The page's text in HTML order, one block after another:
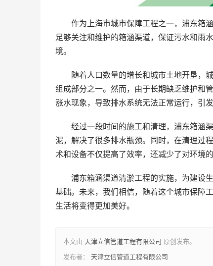
作为上海市城市保障工程之一，浦东箱
足够关注和维护的箱涵渠道，保证污水和雨
境。
随着人口数量的增长和城市土地开垦，
组成部分之一。然而，由于长期缺乏维护和
涨水现象，导致排水系统无法正常运行，引
经过一段时间的施工和清理，浦东箱涵
泥，解决了很多排水瓶颈。同时，在清理过
术和设备不仅提高了效率，还减少了对环境的
浦东箱涵渠道清淤工程的实施，为建设
基础。未来，我们相信，随着这个城市保障
生活将变得更加美好。
本文由 天津立信管道工程有限公司 原创发布。
发布者： 天津立信管道工程有限公司